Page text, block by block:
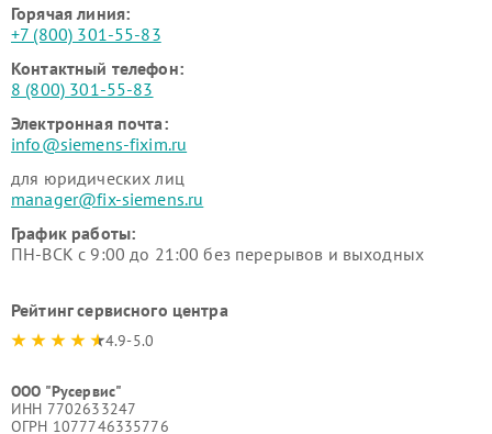
Горячая линия:
+7 (800) 301-55-83
Контактный телефон:
8 (800) 301-55-83
Электронная почта:
info@siemens-fixim.ru
для юридических лиц
manager@fix-siemens.ru
График работы:
ПН-ВСК с 9:00 до 21:00 без перерывов и выходных
Рейтинг сервисного центра
4.9-5.0
ООО "Русервис"
ИНН 7702633247
ОГРН 1077746335776